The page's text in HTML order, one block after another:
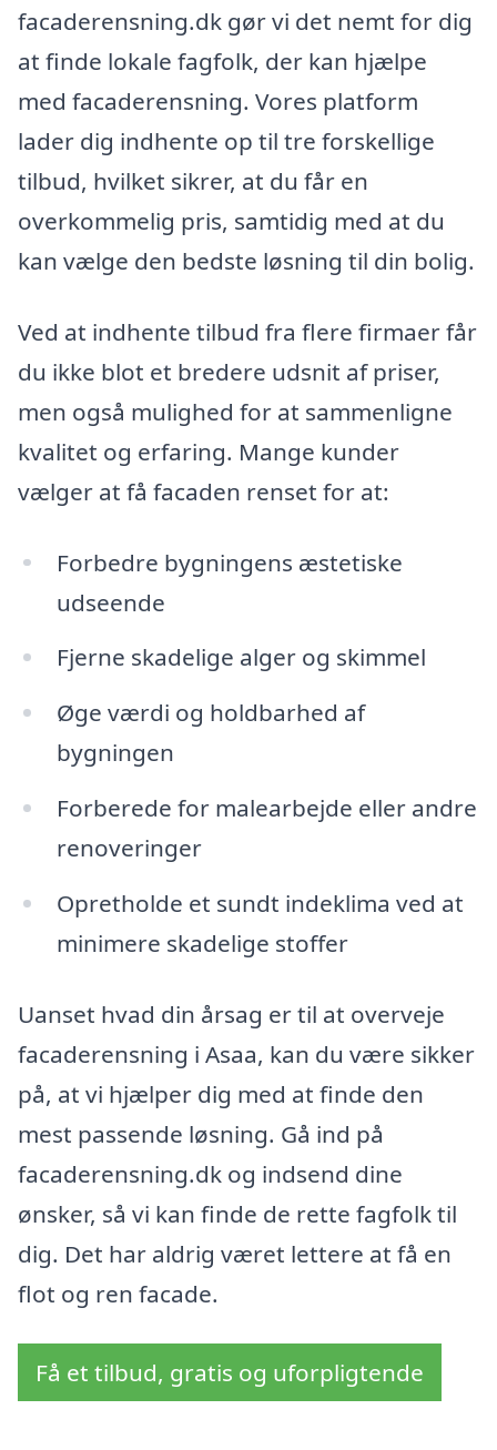
facaderensning.dk gør vi det nemt for dig
at finde lokale fagfolk, der kan hjælpe
med facaderensning. Vores platform
lader dig indhente op til tre forskellige
tilbud, hvilket sikrer, at du får en
overkommelig pris, samtidig med at du
kan vælge den bedste løsning til din bolig.
Ved at indhente tilbud fra flere firmaer får
du ikke blot et bredere udsnit af priser,
men også mulighed for at sammenligne
kvalitet og erfaring. Mange kunder
vælger at få facaden renset for at:
Forbedre bygningens æstetiske
udseende
Fjerne skadelige alger og skimmel
Øge værdi og holdbarhed af
bygningen
Forberede for malearbejde eller andre
renoveringer
Opretholde et sundt indeklima ved at
minimere skadelige stoffer
Uanset hvad din årsag er til at overveje
facaderensning i Asaa, kan du være sikker
på, at vi hjælper dig med at finde den
mest passende løsning. Gå ind på
facaderensning.dk og indsend dine
ønsker, så vi kan finde de rette fagfolk til
dig. Det har aldrig været lettere at få en
flot og ren facade.
Få et tilbud, gratis og uforpligtende